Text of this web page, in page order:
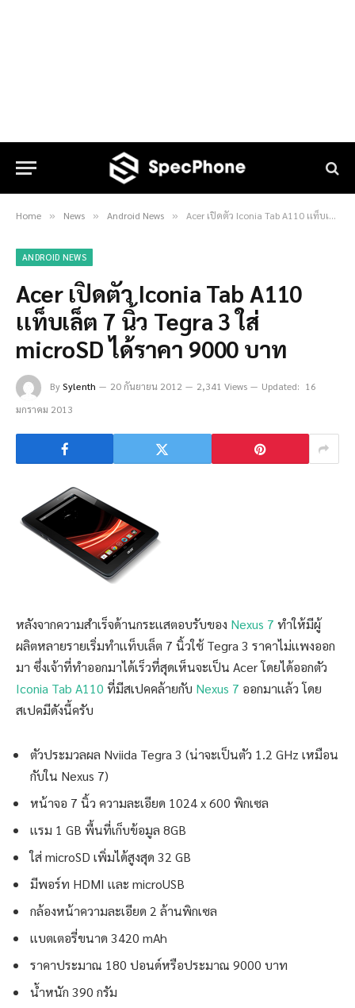
Home » News » Android News » Acer เปิดตัว Iconia Tab A110 เเท็บเล็ต 7 นิ้ว Tegra 3 ใส่ microSD ได้ราคา 9000 บาท
ANDROID NEWS
Acer เปิดตัว Iconia Tab A110
เเท็บเล็ต 7 นิ้ว Tegra 3 ใส่
microSD ได้ราคา 9000 บาท
BySylenth 20 กันยายน 2012 2,341 Views Updated: 16
มกราคม 2013
หลังจากความสำเร็จด้านกระเเสตอบรับของ Nexus 7 ทำให้มีผู้
ผลิตหลายรายเริ่มทำเเท็บเล็ต 7 นิ้วใช้ Tegra 3 ราคาไม่เเพงออก
มา ซึ่งเจ้าที่ทำออกมาได้เร็วที่สุดเห็นจะเป็น Acer โดยได้ออกตัว
Iconia Tab A110 ที่มีสเปคคล้ายกับ Nexus 7 ออกมาเเล้ว โดย
สเปคมีดังนี้ครับ
ตัวประมวลผล Nviida Tegra 3 (น่าจะเป็นตัว 1.2 GHz เหมือน
กับใน Nexus 7)
หน้าจอ 7 นิ้ว ความละเอียด 1024 x 600 พิกเซล
เเรม 1 GB พื้นที่เก็บข้อมูล 8GB
ใส่ microSD เพิ่มได้สูงสุด 32 GB
มีพอร์ท HDMI เเละ microUSB
กล้องหน้าความละเอียด 2 ล้านพิกเซล
เเบตเตอรี่ขนาด 3420 mAh
ราคาประมาณ 180 ปอนด์หรือประมาณ 9000 บาท
น้ำหนัก 390 กรัม